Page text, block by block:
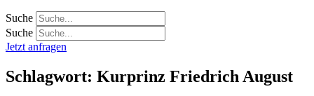
Suche
Suche
Jetzt anfragen
Schlagwort: Kurprinz Friedrich August